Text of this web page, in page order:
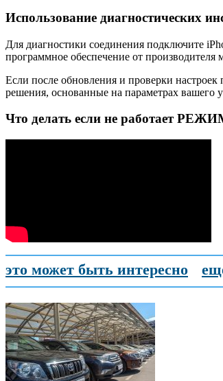
Использование диагностических
Для диагностики соединения подключите
программное обеспечение от
Если после обновления и проверки
решения, основанные на параметрах вашего
Что делать если не работает
это может быть интересно